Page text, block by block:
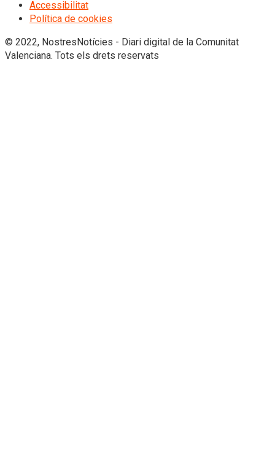
Accessibilitat
Política de cookies
© 2022, NostresNotícies - Diari digital de la Comunitat
Valenciana. Tots els drets reservats